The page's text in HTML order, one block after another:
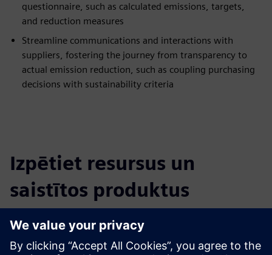
questionnaire, such as calculated emissions, targets,
and reduction measures
Streamline communications and interactions with
suppliers, fostering the journey from transparency to
actual emission reduction, such as coupling purchasing
decisions with sustainability criteria
Izpētiet resursus un
saistītos produktus
Papildu informācija un resursi